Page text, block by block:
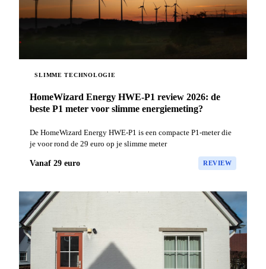
SLIMME TECHNOLOGIE
HomeWizard Energy HWE-P1 review 2026: de
beste P1 meter voor slimme energiemeting?
De HomeWizard Energy HWE-P1 is een compacte P1-meter die
je voor rond de 29 euro op je slimme meter
Vanaf 29 euro REVIEW